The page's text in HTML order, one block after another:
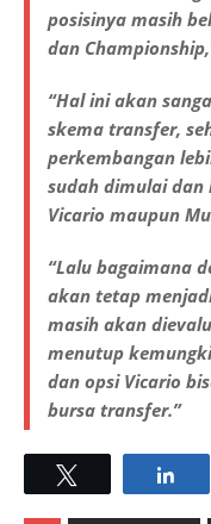
posisinya masih
dan
“Hal ini akan
skema transfer,
perkembangan
sudah dimulai
Vicario maupun
“Lalu bagaimana
akan tetap
masih akan
menutup
dan opsi Vicario
bursa transfer.”